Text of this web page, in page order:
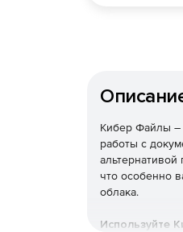
Кибер Файлы –
работы с
что особенно
облака.
Используйте